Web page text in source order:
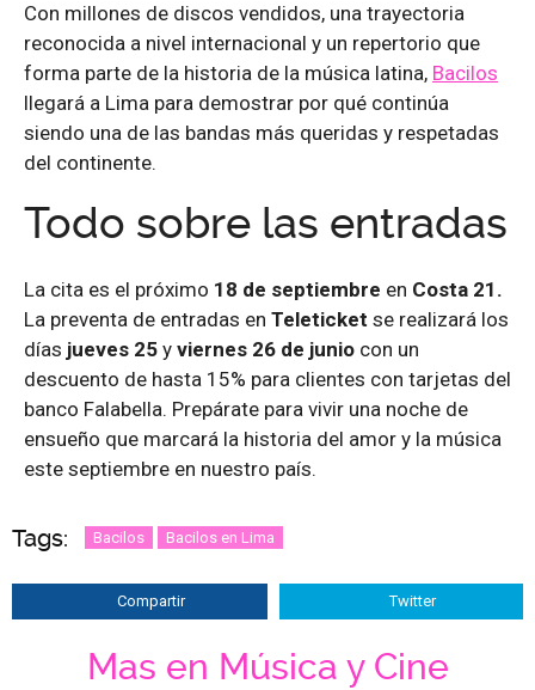
Con millones de discos vendidos, una trayectoria
reconocida a nivel internacional y un repertorio que
forma parte de la historia de la música latina, Bacilos
llegará a Lima para demostrar por qué continúa
siendo una de las bandas más queridas y respetadas
del continente.
Todo sobre las entradas
La cita es el próximo 18 de septiembre en Costa 21.
La preventa de entradas en Teleticket se realizará los
días jueves 25 y viernes 26 de junio con un
descuento de hasta 15% para clientes con tarjetas del
banco Falabella. Prepárate para vivir una noche de
ensueño que marcará la historia del amor y la música
este septiembre en nuestro país.
Tags: Bacilos Bacilos en Lima
Compartir Twitter
Mas en Música y Cine